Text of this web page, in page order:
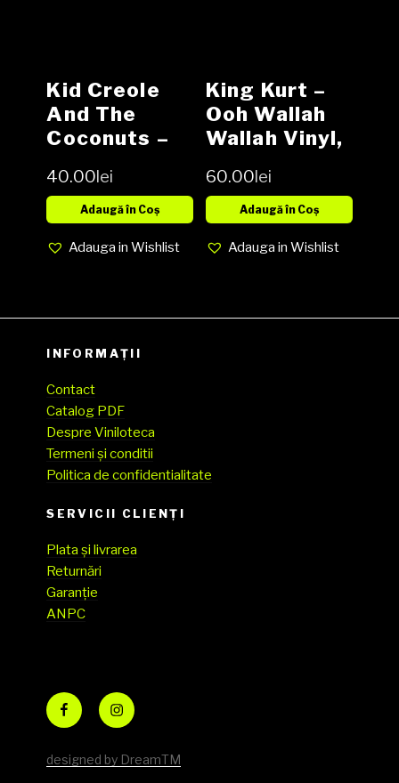
Kid Creole
And The
Coconuts ‎–
Gangsters
Vinyl, LP,
VG+ cover VG
40.00lei
Adaugă în Coș
Adauga in Wishlist
King Kurt ‎–
Ooh Wallah
Wallah Vinyl,
media EX
cover EX
60.00lei
Adaugă în Coș
Adauga in Wishlist
INFORMAȚII
Contact
Catalog PDF
Despre Viniloteca
Termeni și conditii
Politica de confidentialitate
SERVICII CLIENŢI
Plata și livrarea
Returnări
Garanție
ANPC
FacebookInstagram
designed by DreamTM